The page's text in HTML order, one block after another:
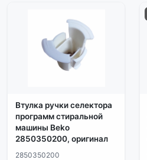
Втулка ручки селектора
программ стиральной
машины Beko
2850350200, оригинал
2850350200